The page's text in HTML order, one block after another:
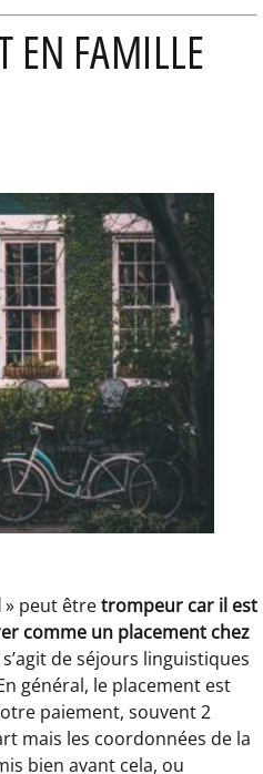
EN FAMILLE
» peut êtretrompeur car il est
comme un placement chez
de séjours linguistiques
général, le placement est
paiement, souvent 2
mais les coordonnées de la
bien avant cela, ou